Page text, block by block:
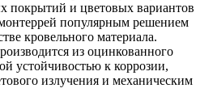
покрытий и цветовых вариантов
популярным решением
кровельного материала.
из оцинкованного
устойчивостью к коррозии,
излучения и механическим